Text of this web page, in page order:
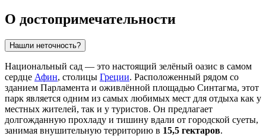
О достопримечательности
Нашли неточность?
Национальный сад — это настоящий зелёный оазис в самом
сердце Афин, столицы Греции. Расположенный рядом со
зданием Парламента и оживлённой площадью Синтагма, этот
парк является одним из самых любимых мест для отдыха как у
местных жителей, так и у туристов. Он предлагает
долгожданную прохладу и тишину вдали от городской суеты,
занимая внушительную территорию в 15,5 гектаров.